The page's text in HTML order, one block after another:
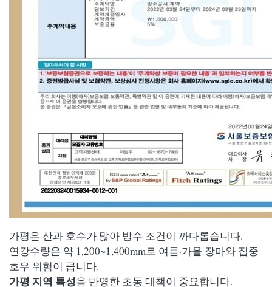
가평은 산과 호수가 많아 방수 조건이 까다롭습니다.
연강수량은 약 1,200~1,400mm로 여름·가을 장마와 집중
호우 위험이 큽니다.
가평 지역 특성을 반영한 초동 대책이 중요합니다.